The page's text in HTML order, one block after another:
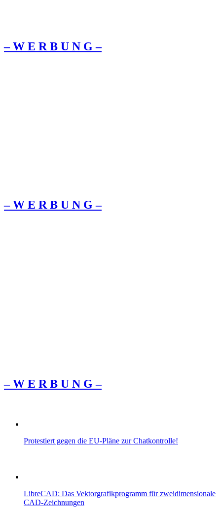
– W Ε R Β U Ν G –
– W Ε R Β U Ν G –
– W Ε R Β U Ν G –
Protestiert gegen die EU-Pläne zur Chatkontrolle!
LibreCAD: Das Vektorgrafikprogramm für zweidimensionale
CAD-Zeichnungen